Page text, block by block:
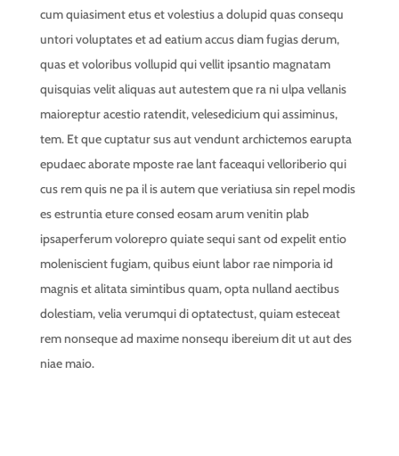
cum quiasiment etus et volestius a dolupid quas consequ
untori voluptates et ad eatium accus diam fugias derum,
quas et voloribus vollupid qui vellit ipsantio magnatam
quisquias velit aliquas aut autestem que ra ni ulpa vellanis
maioreptur acestio ratendit, velesedicium qui assiminus,
tem. Et que cuptatur sus aut vendunt archictemos earupta
epudaec aborate mposte rae lant faceaqui velloriberio qui
cus rem quis ne pa il is autem que veriatiusa sin repel modis
es estruntia eture consed eosam arum venitin plab
ipsaperferum volorepro quiate sequi sant od expelit entio
moleniscient fugiam, quibus eiunt labor rae nimporia id
magnis et alitata simintibus quam, opta nulland aectibus
dolestiam, velia verumqui di optatectust, quiam esteceat
rem nonseque ad maxime nonsequ ibereium dit ut aut des
niae maio.